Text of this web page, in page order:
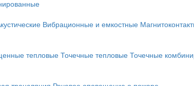
Вибрационные и емкостные
тепловые Точечные тепловые Точечные